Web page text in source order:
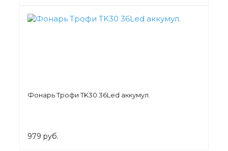
Фонарь Трофи TK30 36Led аккумул.
979 руб.